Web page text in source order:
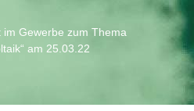
Gewerbe zum Thema
am 25.03.22